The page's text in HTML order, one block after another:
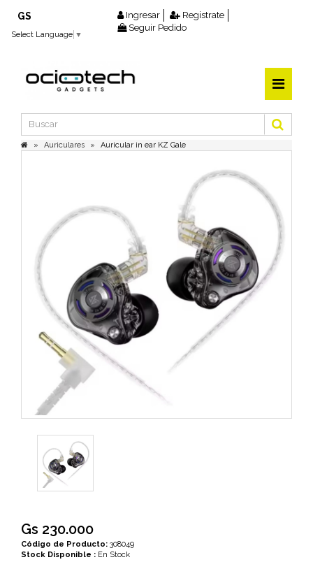
GS
Select Language ▼
Ingresar
Registrate
Seguir Pedido
Auriculares Auricular in ear KZ Gale
Gs 230.000
Código de Producto: 308049
Stock Disponible : En Stock